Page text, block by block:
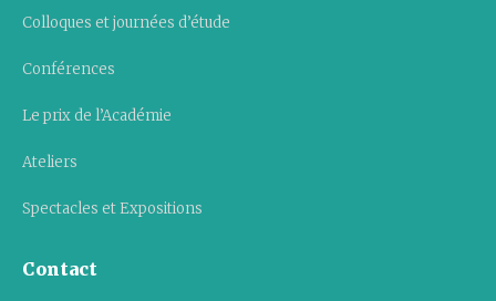
Colloques et journées d’étude
Conférences
Le prix de l’Académie
Ateliers
Spectacles et Expositions
Contact